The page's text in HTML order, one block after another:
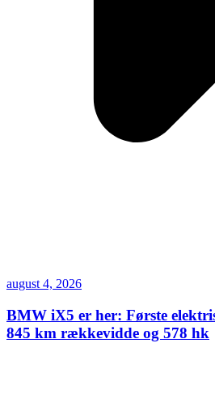
august 4, 2026
BMW iX5 er her: Første
845 km rækkevidde og 578 hk